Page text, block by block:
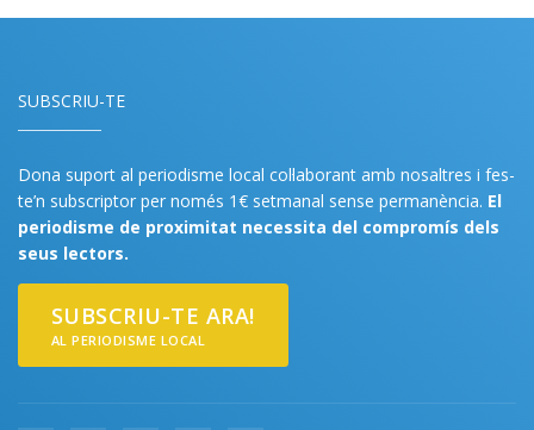
SUBSCRIU-TE
Dona suport al periodisme local col·laborant amb nosaltres i fes-
te’n subscriptor per només 1€ setmanal sense permanència. El
periodisme de proximitat necessita del compromís dels
seus lectors.
SUBSCRIU-TE ARA!
AL PERIODISME LOCAL